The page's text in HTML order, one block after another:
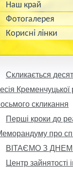
Наш край
Фотогалерея
Корисні лінки
Скликається
скликання
Перші кроки до
про
ВІТАЄМО З
Центр зайнятості